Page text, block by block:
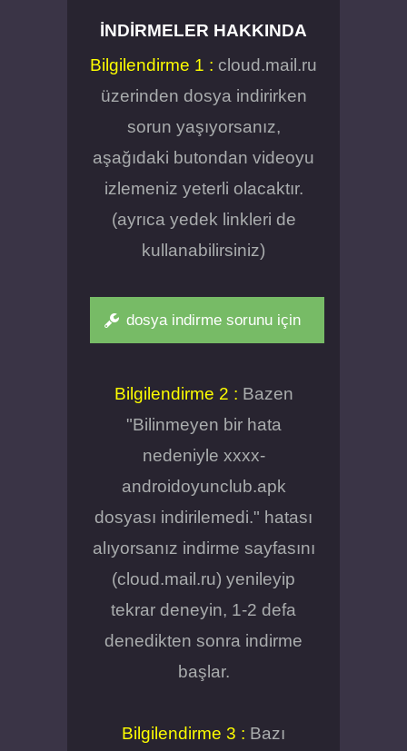
İNDIRMELER HAKKINDA
Bilgilendirme 1 : cloud.mail.ru
üzerinden dosya indirirken
sorun yaşıyorsanız,
aşağıdaki butondan videoyu
izlemeniz yeterli olacaktır.
(ayrıca yedek linkleri de
kullanabilirsiniz)
dosya indirme sorunu için
Bilgilendirme 2 : Bazen
"Bilinmeyen bir hata
nedeniyle xxxx-
androidoyunclub.apk
dosyası indirilemedi." hatası
alıyorsanız indirme sayfasını
(cloud.mail.ru) yenileyip
tekrar deneyin, 1-2 defa
denedikten sonra indirme
başlar.
Bilgilendirme 3 : Bazı